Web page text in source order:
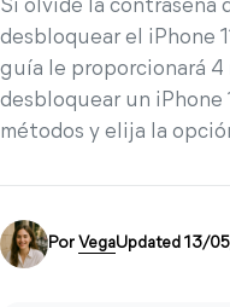
Si olvidé la contraseña
desbloquear el iPhone
guía le proporcionará 4
desbloquear un iPhone
métodos y elija la
Por VegaUpdated 13/